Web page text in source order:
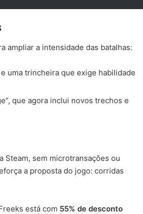
ampliar a intensidade das batalhas:
uma trincheira que exige habilidade
que agora inclui novos trechos e
Steam, sem microtransações ou
a proposta do jogo: corridas
está com 55% de desconto